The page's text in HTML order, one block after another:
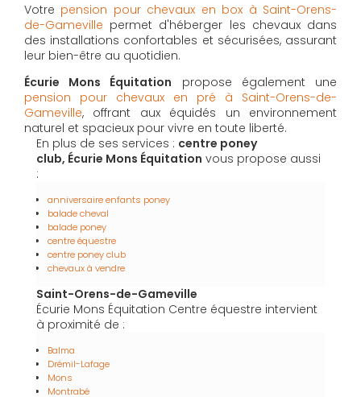
Votre pension pour chevaux en box à Saint-Orens-
de-Gameville permet d'héberger les chevaux dans
des installations confortables et sécurisées, assurant
leur bien-être au quotidien.
Écurie Mons Équitation propose également une
pension pour chevaux en pré à Saint-Orens-de-
Gameville, offrant aux équidés un environnement
naturel et spacieux pour vivre en toute liberté.
En plus de ses services : centre poney
club, Écurie Mons Équitation vous propose aussi
:
anniversaire enfants poney
balade cheval
balade poney
centre équestre
centre poney club
chevaux à vendre
Saint-Orens-de-Gameville
Écurie Mons Équitation Centre équestre intervient
à proximité de :
Balma
Drémil-Lafage
Mons
Montrabé